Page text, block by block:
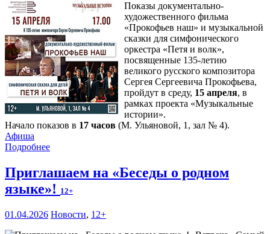
Показы документально-
художественного фильма
«Прокофьев наш» и музыкальной
сказки для симфонического
оркестра «Петя и волк»,
посвященные 135-летию
великого русского композитора
Сергея Сергеевича Прокофьева,
пройдут в среду, 15 апреля, в
рамках проекта «Музыкальные
истории».
Начало показов в 17 часов (М. Ульяновой, 1, зал № 4).
Афиша
Подробнее
Приглашаем на «Беседы о родном
языке»! 12+
01.04.2026 Новости, 12+